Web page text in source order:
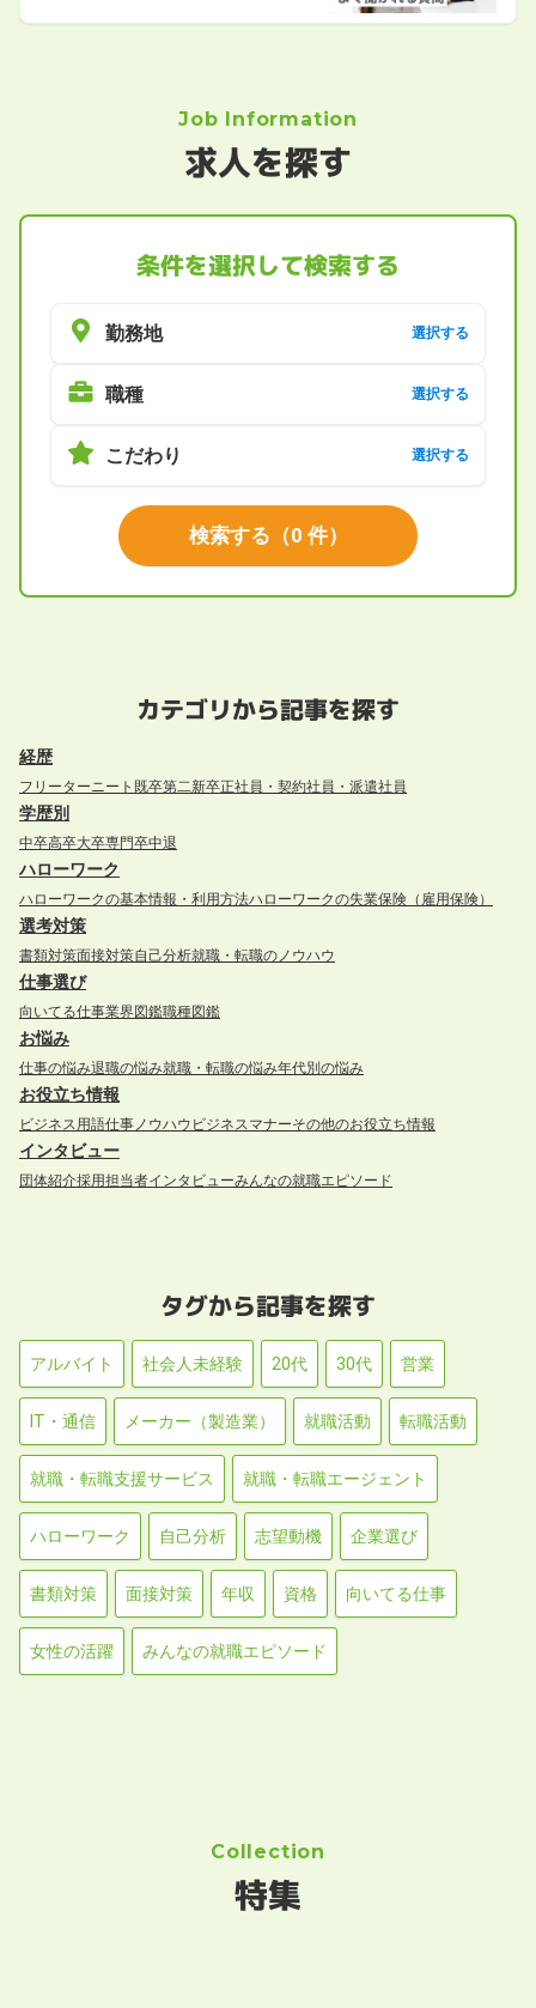
Job Information
求人を探す
条件を選択して検索する
勤務地 選択する
職種 選択する
こだわり 選択する
検索する （0 件）
カテゴリから記事を探す
経歴
フリーター ニート 既卒第二新卒正社員・契約社員・派遣社員
学歴別
中卒高卒大卒専門卒中退
ハローワーク
ハローワークの基本情報・利用方法ハローワークの失業保険（雇用保険）
選考対策
書類対策面接対策自己分析就職・転職のノウハウ
仕事選び
向いてる仕事業界図鑑職種図鑑
お悩み
仕事の悩み退職の悩み就職・転職の悩み年代別の悩み
お役立ち情報
ビジネス用語仕事ノウハウ ビジネスマナーその他のお役立ち情報
インタビュー
団体紹介採用担当者インタビューみんなの就職エピソード
タグから記事を探す
アルバイト 社会人未経験 20代 30代 営業
IT・通信 メーカー（製造業） 就職活動 転職活動
就職・転職支援サービス 就職・転職エージェント
ハローワーク 自己分析 志望動機 企業選び
書類対策 面接対策 年収 資格 向いてる仕事
女性の活躍 みんなの就職エピソード
Collection
特集